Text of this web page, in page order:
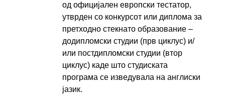
од официјален европски тестатор,
утврден со конкурсот или диплома за
претходно стекнато образование –
додипломски студии (прв циклус) и/
или постдипломски студии (втор
циклус) каде што студиската
програма се изведувала на англиски
јазик.